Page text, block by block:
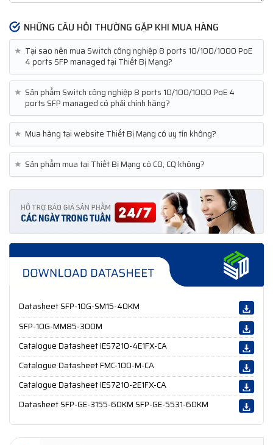
NHỮNG CÂU HỎI THƯỜNG GẶP KHI MUA HÀNG
★ Tại sao nên mua Switch công nghiệp 8 ports 10/100/1000 PoE
4 ports SFP managed tại Thiết Bị Mạng?
★ Sản phẩm Switch công nghiệp 8 ports 10/100/1000 PoE 4
ports SFP managed có phải chính hãng?
★ Mua hàng tại website Thiết Bị Mạng có uy tín không?
★ Sản phẩm mua tại Thiết Bị Mạng có CO, CQ không?
Datasheet SFP-10G-SM15-40KM
SFP-10G-MM85-300M
Catalogue Datasheet IES7210-4E1FX-CA
Catalogue Datasheet FMC-100-M-CA
Catalogue Datasheet IES7210-2E1FX-CA
Datasheet SFP-GE-3155-60KM SFP-GE-5531-60KM